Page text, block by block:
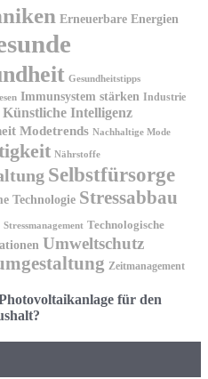
Erneuerbare Energien
Gesundheitstipps
Immunsystem stärken Industrie
Künstliche Intelligenz
Modetrends Nachhaltige Mode
Nährstoffe
Selbstfürsorge
Technologie Stressabbau
Stressmanagement Technologische
Umweltschutz
Zeitmanagement
für den